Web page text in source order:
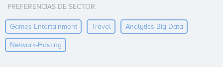
PREFERENCIAS DE SECTOR:
Games-Entertainment Travel Analytics-Big Data
Network-Hosting